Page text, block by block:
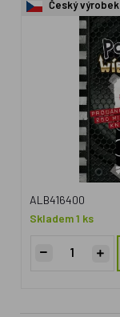
Český výrobek
ALB416400
Skladem 1 ks